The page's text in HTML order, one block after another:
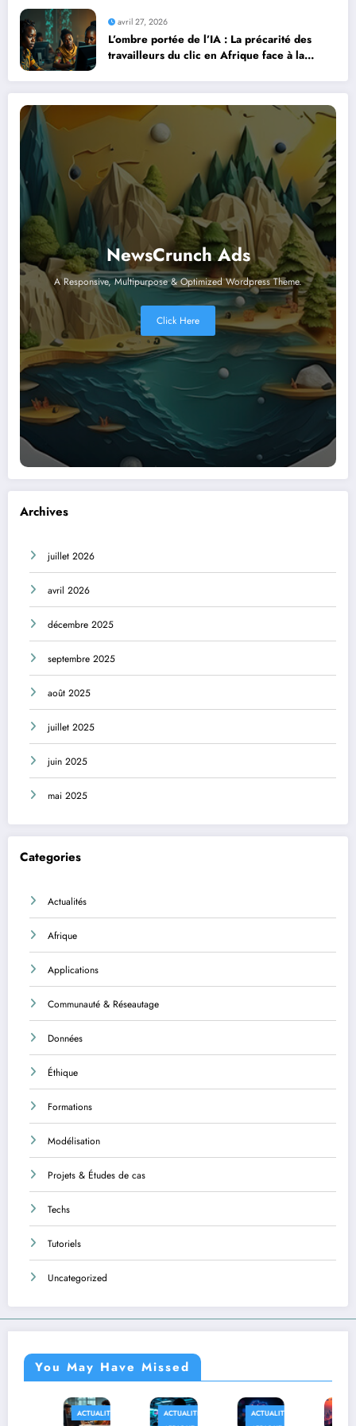
avril 27, 2026
L’ombre portée de l’IA : La précarité des
travailleurs du clic en Afrique face à la
NewsCrunch Ads
A Responsive, Multipurpose & Optimized Wordpress Theme.
Click Here
Archives
juillet 2026
avril 2026
décembre 2025
septembre 2025
août 2025
juillet 2025
juin 2025
mai 2025
Categories
Actualités
Afrique
Applications
Communauté & Réseautage
Données
Éthique
Formations
Modélisation
Projets & Études de cas
Techs
Tutoriels
Uncategorized
You May Have Missed
ACTUALITÉS
ACTUALITÉS
ACTUALITÉS
AFRIQUE